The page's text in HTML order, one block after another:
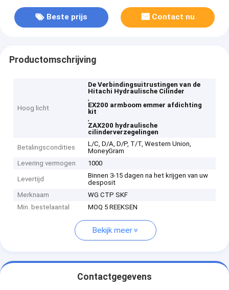
Beste prijs Contact nu
Productomschrijving
Hoog licht
De Verbindingsuitrustingen van de
Hitachi Hydraulische Cilinder
,
EX200 armboom emmer afdichting
kit
,
ZAX200 hydraulische
cilinderverzegelingen
Betalingscondities
L/C, D/A, D/P, T/T, Western Union,
MoneyGram
Levering vermogen
1000
Levertijd
Binnen 3-15 dagen na het krijgen van uw
desposit
Merknaam
WG CTP SKF
Min. bestelaantal
MOQ 5 REEKSEN
Bekijk meer
Contactgegevens